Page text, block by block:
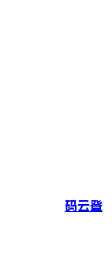
码云登